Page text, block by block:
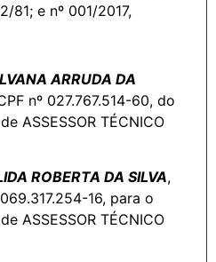
81; e nº 001/2017,
ARRUDA DA
nº 027.767.514-60, do
ASSESSOR TÉCNICO
ROBERTA DA SILVA,
16, para o
ASSESSOR TÉCNICO